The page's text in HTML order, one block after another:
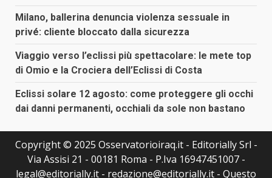
Milano, ballerina denuncia violenza sessuale in
privé: cliente bloccato dalla sicurezza
Viaggio verso l’eclissi più spettacolare: le mete top
di Omio e la Crociera dell’Eclissi di Costa
Eclissi solare 12 agosto: come proteggere gli occhi
dai danni permanenti, occhiali da sole non bastano
Copyright © 2025 Osservatorioiraq.it - Editorially Srl -
Via Assisi 21 - 00181 Roma - P.Iva 16947451007 -
legal@editorially.it - redazione@editorially.it - Questo